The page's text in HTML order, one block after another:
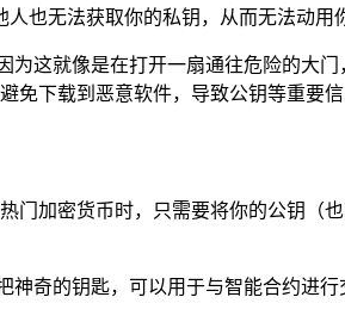
也无法获取你的私钥，从而无法动用
这就像是在打开一扇通往危险的大
免下载到恶意软件，导致公钥等重要信
门加密货币时，只需要将你的公钥（
奇的钥匙，可以用于与智能合约进行